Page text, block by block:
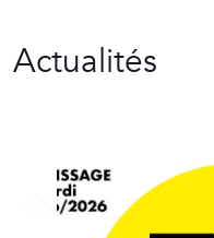
Actualités
30 juin 2026